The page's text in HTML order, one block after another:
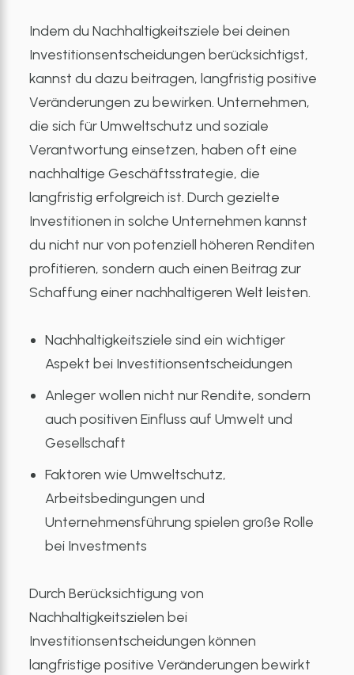
Indem du Nachhaltigkeitsziele bei deinen
Investitionsentscheidungen berücksichtigst,
kannst du dazu beitragen, langfristig positive
Veränderungen zu bewirken. Unternehmen,
die sich für Umweltschutz und soziale
Verantwortung einsetzen, haben oft eine
nachhaltige Geschäftsstrategie, die
langfristig erfolgreich ist. Durch gezielte
Investitionen in solche Unternehmen kannst
du nicht nur von potenziell höheren Renditen
profitieren, sondern auch einen Beitrag zur
Schaffung einer nachhaltigeren Welt leisten.
Nachhaltigkeitsziele sind ein wichtiger
Aspekt bei Investitionsentscheidungen
Anleger wollen nicht nur Rendite, sondern
auch positiven Einfluss auf Umwelt und
Gesellschaft
Faktoren wie Umweltschutz,
Arbeitsbedingungen und
Unternehmensführung spielen große Rolle
bei Investments
Durch Berücksichtigung von
Nachhaltigkeitszielen bei
Investitionsentscheidungen können
langfristige positive Veränderungen bewirkt